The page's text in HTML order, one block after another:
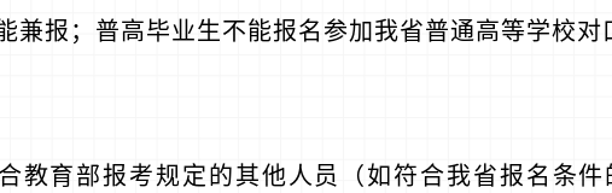
兼报；普高毕业生不能报名参加我省普通高等学校对
合教育部报考规定的其他人员（如符合我省报名条